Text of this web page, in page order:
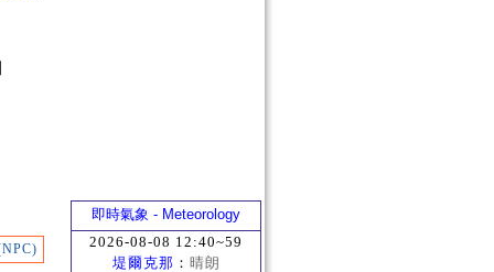
即時氣象 - Meteorology
2026-08-08 12:40~59
堤爾克那 ： 晴朗